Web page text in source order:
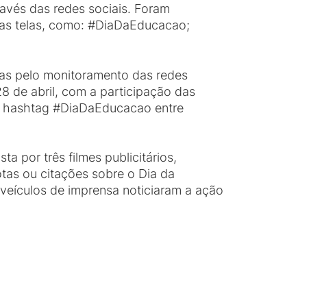
das redes sociais. Foram
telas, como: #DiaDaEducacao;
pelo monitoramento das redes
de abril, com a participação das
#DiaDaEducacao entre
por três filmes publicitários,
ou citações sobre o Dia da
de imprensa noticiaram a ação